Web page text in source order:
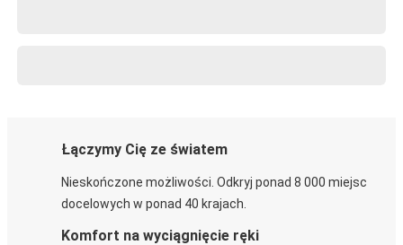
Łączymy Cię ze światem
Nieskończone możliwości. Odkryj ponad 8 000 miejsc
docelowych w ponad 40 krajach.
Komfort na wyciągnięcie ręki